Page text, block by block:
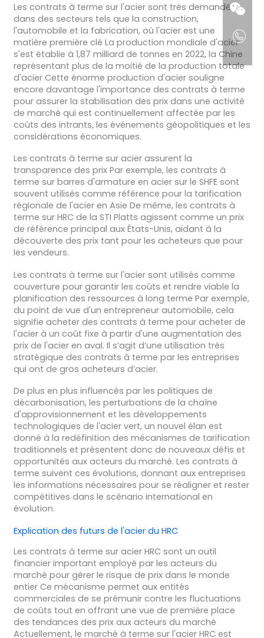
Les contrats à terme sur l'acier sont très demandés
dans des secteurs tels que la construction,
l'automobile et la fabrication, où l'acier est une
matière première clé La production mondiale d'acier
s'est établie à 1,87 milliard de tonnes en 2022, la Chine
représentant plus de la moitié de la production totale
d'acier Cette énorme production d'acier souligne
encore davantage l'importance des contrats à terme
pour assurer la stabilisation des prix dans une activité
de marché qui est continuellement affectée par les
coûts des intrants, les événements géopolitiques et les
considérations économiques.
Les contrats à terme sur acier assurent la
transparence des prix Par exemple, les contrats à
terme sur barres d'armature en acier sur le SHFE sont
souvent utilisés comme référence pour la tarification
régionale de l'acier en Asie De même, les contrats à
terme sur HRC de la STI Platts agissent comme un prix
de référence principal aux États-Unis, aidant à la
découverte des prix tant pour les acheteurs que pour
les vendeurs.
Les contrats à terme sur l'acier sont utilisés comme
couverture pour garantir les coûts et rendre viable la
planification des ressources à long terme Par exemple,
du point de vue d'un entrepreneur automobile, cela
signifie acheter des contrats à terme pour acheter de
l'acier à un coût fixe à partir d'une augmentation des
prix de l'acier en aval. Il s’agit d’une utilisation très
stratégique des contrats à terme par les entreprises
qui ont de gros acheteurs d’acier.
De plus en plus influencés par les politiques de
décarbonisation, les perturbations de la chaîne
d'approvisionnement et les développements
technologiques de l'acier vert, un nouvel élan est
donné à la redéfinition des mécanismes de tarification
traditionnels et présentent donc de nouveaux défis et
opportunités aux acteurs du marché. Les contrats à
terme suivent ces évolutions, donnant aux entreprises
les informations nécessaires pour se réaligner et rester
compétitives dans le scénario international en
évolution.
Explication des futurs de l'acier du HRC
Les contrats à terme sur acier HRC sont un outil
financier important employé par les acteurs du
marché pour gérer le risque de prix dans le monde
entier Ce mécanisme permet aux entités
commerciales de se prémunir contre les fluctuations
de coûts tout en offrant une vue de première place
des tendances des prix aux acteurs du marché
Actuellement, le marché à terme sur l'acier HRC est